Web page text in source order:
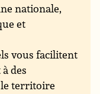
nationale,
et
vous facilitent
des
territoire